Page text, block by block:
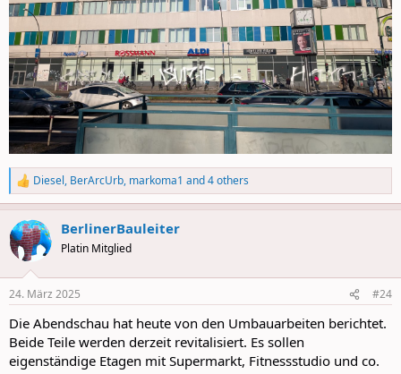
R
e
a
c
t
i
s
Diesel, BerArcUrb, markoma1 and 4 others
BerlinerBauleiter
Platin Mitglied
24. März 2025 #24
Die Abendschau hat heute von den Umbauarbeiten berichtet.
Beide Teile werden derzeit revitalisiert. Es sollen
eigenständige Etagen mit Supermarkt, Fitnessstudio und co.